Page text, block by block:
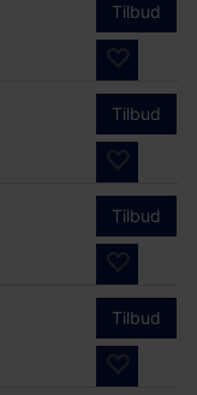
Tilbud
Tilbud
Tilbud
Tilbud